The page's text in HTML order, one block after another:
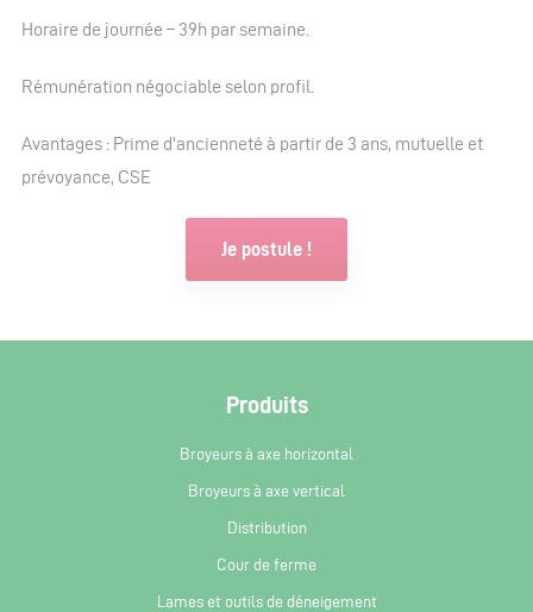
Horaire de journée – 39h par semaine.
Rémunération négociable selon profil.
Avantages : Prime d'ancienneté à partir de 3 ans, mutuelle et
prévoyance, CSE
Je postule !
Produits
Broyeurs à axe horizontal
Broyeurs à axe vertical
Distribution
Cour de ferme
Lames et outils de déneigement